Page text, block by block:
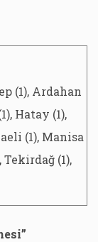
(1), Ardahan
Hatay (1),
(1), Manisa
Tekirdağ (1),